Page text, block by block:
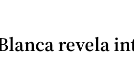
revela